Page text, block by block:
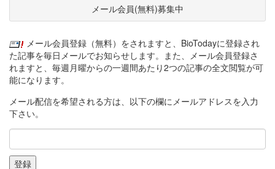
メール会員(無料)募集中
メール会員登録（無料）をされますと、BioTodayに登録され
た記事を毎日メールでお知らせします。また、メール会員登録さ
れますと、毎週月曜からの一週間あたり2つの記事の全文閲覧が可
能になります。
メール配信を希望される方は、以下の欄にメールアドレスを入力
下さい。